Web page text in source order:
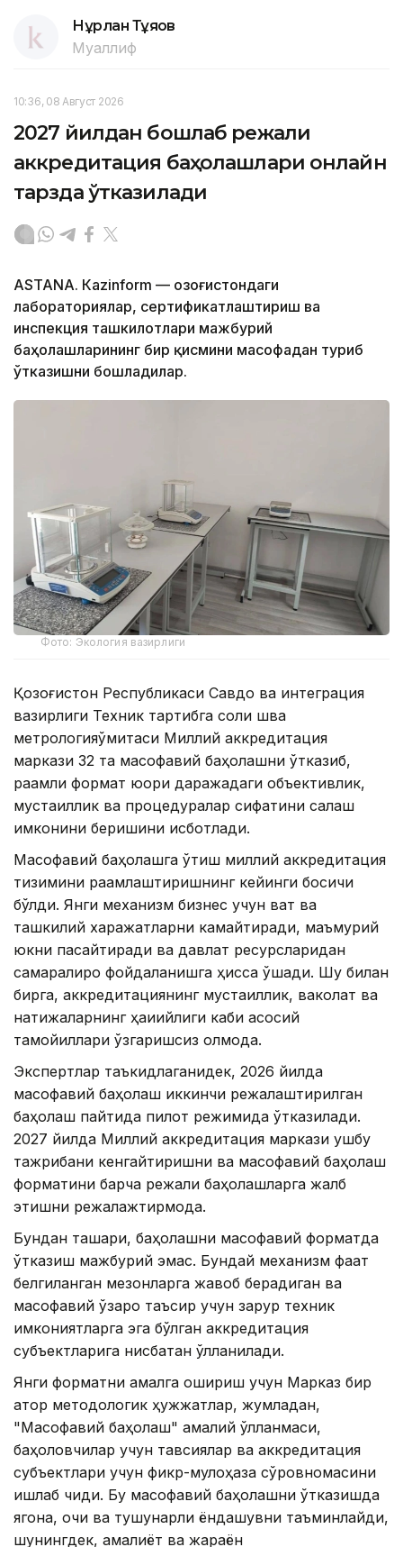
Нұрлан Тұяқов
Муаллиф
10:36, 08 Август 2026
2027 йилдан бошлаб режали
аккредитация баҳолашлари онлайн
тарзда ўтказилади
ASTANА. Кazinform — Қозоғистондаги
лабораториялар, сертификатлаштириш ва
инспекция ташкилотлари мажбурий
баҳолашларининг бир қисмини масофадан туриб
ўтказишни бошладилар.
Фото: Экология вазирлиги
Қозоғистон Республикаси Савдо ва интеграция
вазирлиги Техник тартибга соли шва
метрологияқўмитаси Миллий аккредитация
маркази 32 та масофавий баҳолашни ўтказиб,
рақамли формат юқори даражадаги объективлик,
мустақиллик ва процедуралар сифатини сақлаш
имконини беришини исботлади.
Масофавий баҳолашга ўтиш миллий аккредитация
тизимини рақамлаштиришнинг кейинги босқичи
бўлди. Янги механизм бизнес учун вақт ва
ташкилий харажатларни камайтиради, маъмурий
юкни пасайтиради ва давлат ресурсларидан
самаралироқ фойдаланишга ҳисса қўшади. Шу билан
бирга, аккредитациянинг мустақиллик, ваколат ва
натижаларнинг ҳақиқийлиги каби асосий
тамойиллари ўзгаришсиз қолмоқда.
Экспертлар таъкидлаганидек, 2026 йилда
масофавий баҳолаш иккинчи режалаштирилган
баҳолаш пайтида пилот режимида ўтказилади.
2027 йилда Миллий аккредитация маркази ушбу
тажрибани кенгайтиришни ва масофавий баҳолаш
форматини барча режали баҳолашларга жалб
этишни режалажтирмоқда.
Бундан ташқари, баҳолашни масофавий форматда
ўтказиш мажбурий эмас. Бундай механизм фақат
белгиланган мезонларга жавоб берадиган ва
масофавий ўзаро таъсир учун зарур техник
имкониятларга эга бўлган аккредитация
субъектларига нисбатан қўлланилади.
Янги форматни амалга ошириш учун Марказ бир
қатор методологик ҳужжатлар, жумладан,
"Масофавий баҳолаш" амалий қўлланмаси,
баҳоловчилар учун тавсиялар ва аккредитация
субъектлари учун фикр-мулоҳаза сўровномасини
ишлаб чиқди. Бу масофавий баҳолашни ўтказишда
ягона, очиқ ва тушунарли ёндашувни таъминлайди,
шунингдек, амалиёт ва жараён